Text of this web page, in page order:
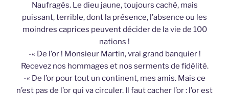
Naufragés. Le dieu jaune, toujours caché, mais
puissant, terrible, dont la présence, l’absence ou les
moindres caprices peuvent décider de la vie de 100
nations !
-« De l’or ! Monsieur Martin, vrai grand banquier !
Recevez nos hommages et nos serments de fidélité.
-« De l’or pour tout un continent, mes amis. Mais ce
n’est pas de l’or qui va circuler. Il faut cacher l’or : l’or est